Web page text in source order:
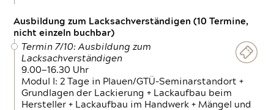
Ausbildung zum Lacksachverständigen (10 Termine,
nicht einzeln buchbar)
Termin 7/10: Ausbildung zum
Lacksachverständigen
9.00—16.30 Uhr
Modul I: 2 Tage in Plauen/GTÜ-Seminarstandort +
Grundlagen der Lackierung + Lackaufbau beim
Hersteller + Lackaufbau im Handwerk + Mängel und